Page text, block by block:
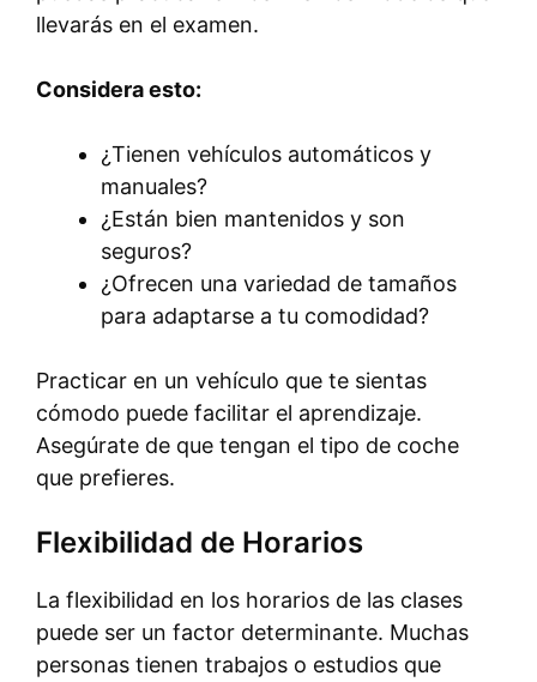
llevarás en el examen.
Considera esto:
¿Tienen vehículos automáticos y
manuales?
¿Están bien mantenidos y son
seguros?
¿Ofrecen una variedad de tamaños
para adaptarse a tu comodidad?
Practicar en un vehículo que te sientas
cómodo puede facilitar el aprendizaje.
Asegúrate de que tengan el tipo de coche
que prefieres.
Flexibilidad de Horarios
La flexibilidad en los horarios de las clases
puede ser un factor determinante. Muchas
personas tienen trabajos o estudios que